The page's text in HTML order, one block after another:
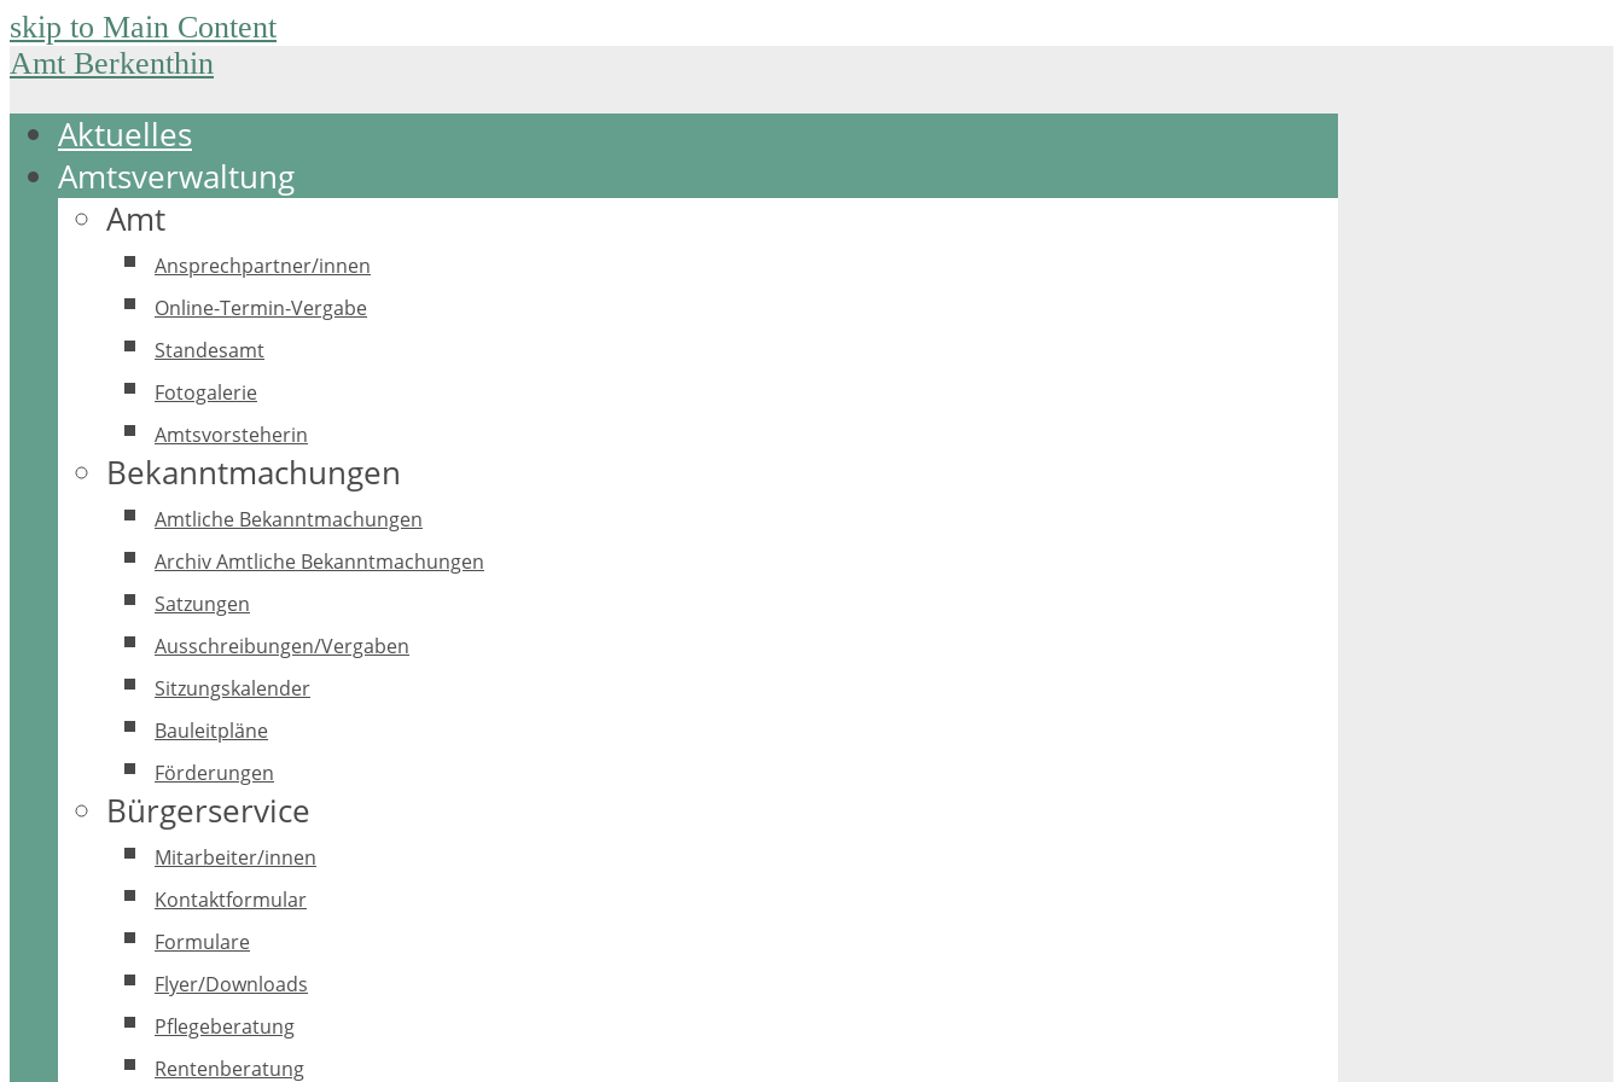
skip to Main Content
Amt Berkenthin
Aktuelles
Amtsverwaltung
Amt
Ansprechpartner/innen
Online-Termin-Vergabe
Standesamt
Fotogalerie
Amtsvorsteherin
Bekanntmachungen
Amtliche Bekanntmachungen
Archiv Amtliche Bekanntmachungen
Satzungen
Ausschreibungen/Vergaben
Sitzungskalender
Bauleitpläne
Förderungen
Bürgerservice
Mitarbeiter/innen
Kontaktformular
Formulare
Flyer/Downloads
Pflegeberatung
Rentenberatung